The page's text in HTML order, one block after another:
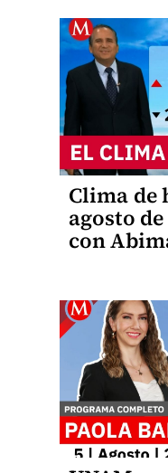
Clima de
agosto
con